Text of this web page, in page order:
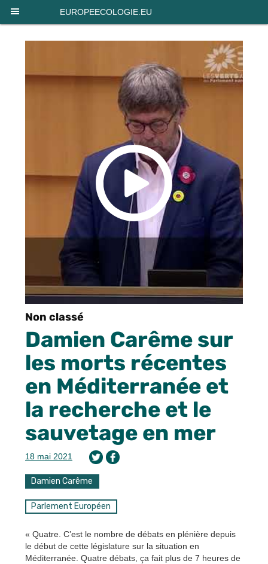
EUROPEECOLOGIE.EU
Non classé
Damien Carême sur
les morts récentes
en Méditerranée et
la recherche et le
sauvetage en mer
18 mai 2021
Damien Carême
Parlement Européen
« Quatre. C’est le nombre de débats en plénière depuis
le début de cette législature sur la situation en
Méditerranée. Quatre débats, ça fait plus de 7 heures de